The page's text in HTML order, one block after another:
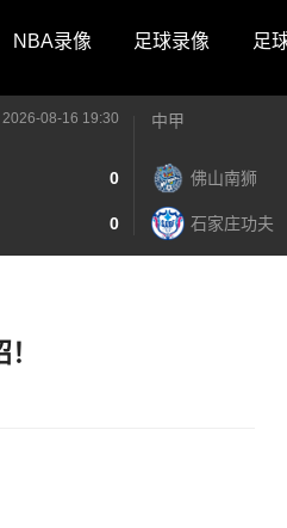
NBA录像 足球录像 足
2026-08-16 19:30
0
0
中甲
佛山南狮
石家庄功夫